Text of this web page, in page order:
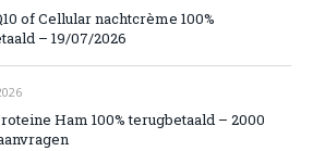
of Cellular nachtcrème 100%
– 19/07/2026
Ham 100% terugbetaald – 2000